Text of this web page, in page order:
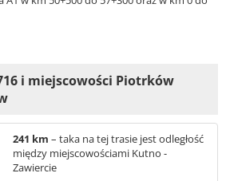
i miejscowości Piotrków
241 km – taka na tej trasie jest odległość
między miejscowościami Kutno -
Zawiercie